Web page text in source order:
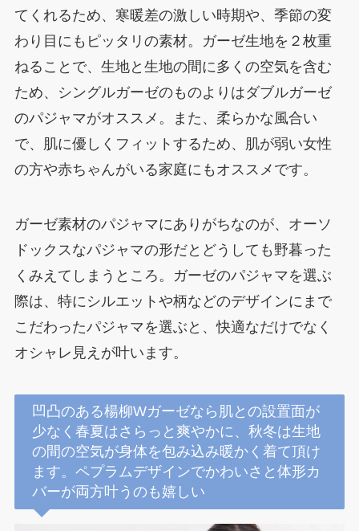
てくれるため、寒暖差の激しい時期や、季節の変
わり目にもピッタリの素材。ガーゼ生地を２枚重
ねることで、生地と生地の間に多くの空気を含む
ため、シングルガーゼのものよりはダブルガーゼ
のパジャマがオススメ。また、柔らかな風合い
で、肌に優しくフィットするため、肌が弱い女性
の方や赤ちゃんがいる家庭にもオススメです。
ガーゼ素材のパジャマにありがちなのが、オーソ
ドックスなパジャマの形だとどうしても野暮った
くみえてしまうところ。ガーゼのパジャマを選ぶ
際は、特にシルエットや柄などのデザインにまで
こだわったパジャマを選ぶと、快適なだけでなく
オシャレ見えが叶います。
凹凸のある楊柳Wガーゼなら肌との設置面が
少なく春夏はさらっと爽やかに、秋冬は生地
の間の空気が身体を包み込み暖かく着て頂け
ます。ペプラムデザインでかわいさと体形カ
バーが両方叶うのも嬉しい